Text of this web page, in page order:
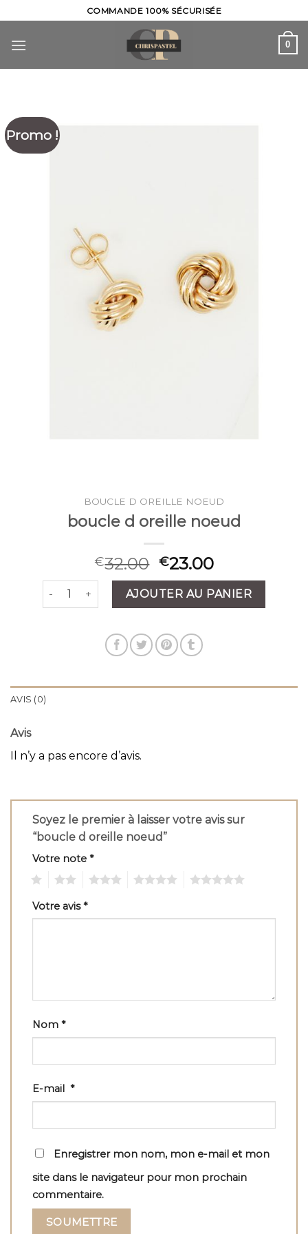
to
content
COMMANDE 100% SÉCURISÉE
0
Promo !
BOUCLE D OREILLE NOEUD
boucle d oreille noeud
€32.00 €23.00
quantité de boucle d oreille noeud
AJOUTER AU PANIER
AVIS (0)
Avis
Il n’y a pas encore d’avis.
Soyez le premier à laisser votre avis sur
“boucle d oreille noeud”
Votre note *
Votre avis*
Nom *
E-mail *
Enregistrer mon nom, mon e-mail et mon
site dans le navigateur pour mon prochain
commentaire.